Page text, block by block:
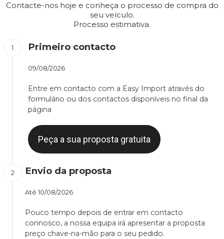
Contacte-nos hoje e conheça o processo de compra do
seu veículo.
Processo estimativa.
Primeiro contacto
09/08/2026
Entre em contacto com a Easy Import através do
formulário ou dos contactos disponíveis no final da
página
Peça a sua proposta gratuita
Envio da proposta
Até 10/08/2026
Pouco tempo depois de entrar em contacto
connosco, a nossa equipa irá apresentar a proposta
preço chave-na-mão para o seu pedido.